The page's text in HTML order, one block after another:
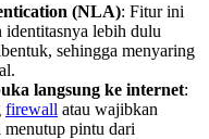
(NLA): Fitur ini
identitasnya lebih dulu
sehingga menyaring
langsung ke internet:
firewall atau wajibkan
pintu dari